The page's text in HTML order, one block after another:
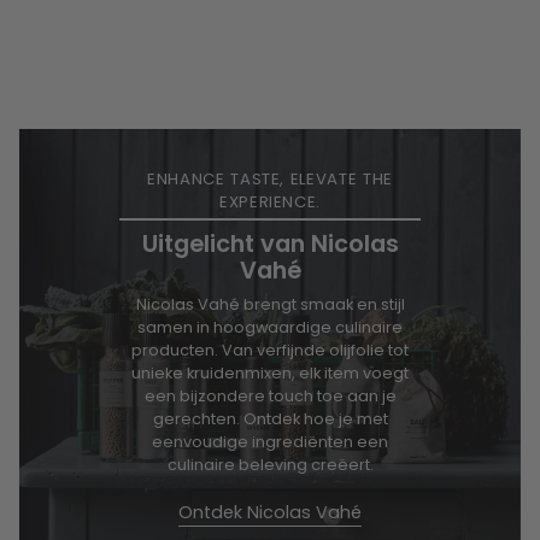
ENHANCE TASTE, ELEVATE THE
EXPERIENCE.
Uitgelicht van Nicolas
Vahé
Nicolas Vahé brengt smaak en stijl
samen in hoogwaardige culinaire
producten. Van verfijnde olijfolie tot
unieke kruidenmixen, elk item voegt
een bijzondere touch toe aan je
gerechten. Ontdek hoe je met
eenvoudige ingrediënten een
culinaire beleving creëert.
Ontdek Nicolas Vahé